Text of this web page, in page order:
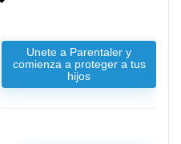
Unete a Parentaler y
comienza a proteger a tus
hijos